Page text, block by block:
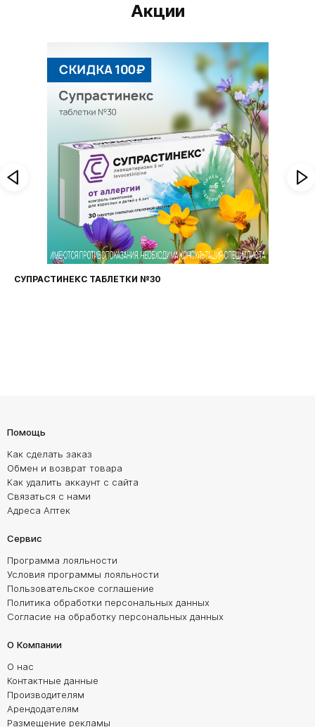
Акции
ФАРИНГОСЕПТ ТАБЛЕТКИ №20
Помощь
Как сделать заказ
Обмен и возврат товара
Как удалить аккаунт с сайта
Связаться с нами
Адреса Аптек
Сервис
Программа лояльности
Условия программы лояльности
Пользовательское соглашение
Политика обработки персональных данных
Согласие на обработку персональных данных
О Компании
О нас
Контактные данные
Производителям
Арендодателям
Размещение рекламы